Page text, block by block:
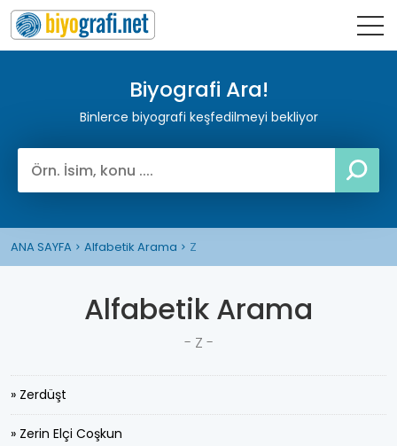
Biyografi Ara!
Binlerce biyografi keşfedilmeyi bekliyor
ANA SAYFA Alfabetik Arama Z
Alfabetik Arama
- Z -
» Zerdüşt
» Zerin Elçi Coşkun